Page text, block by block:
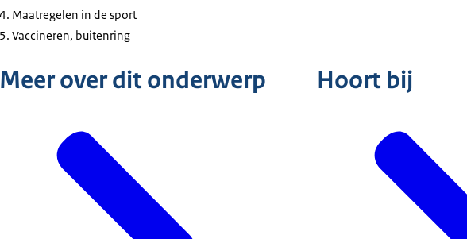
Maatregelen in de sport
Vaccineren, buitenring
Meer over dit onderwerp Hoort bij